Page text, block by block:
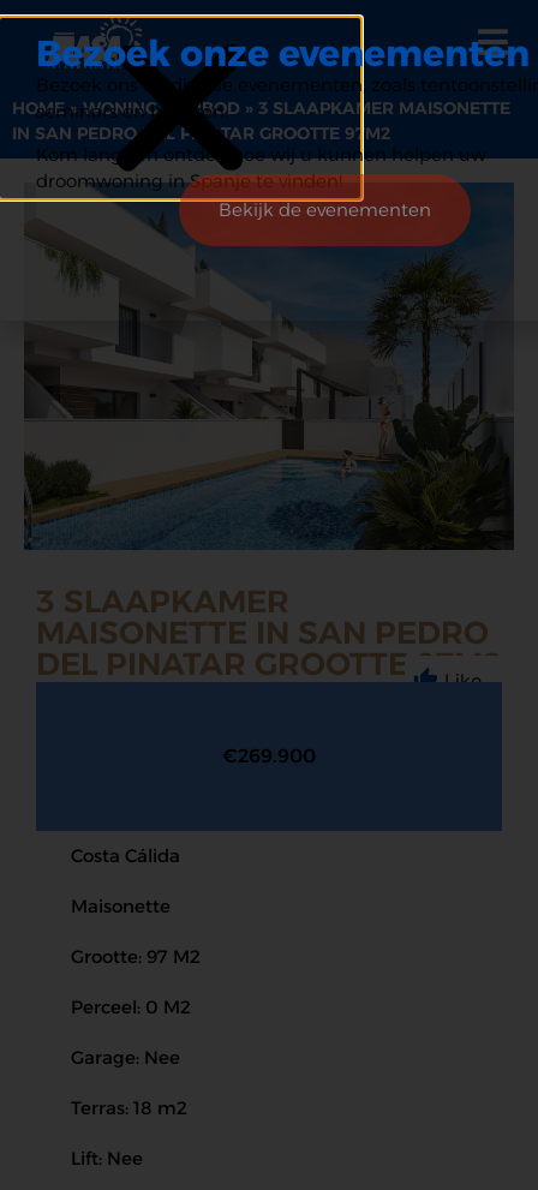
HOME»WONING AANBOD » 3 SLAAPKAMER MAISONETTE
IN SAN PEDRO DEL PINATAR GROOTTE 97M2
3 SLAAPKAMER
MAISONETTE IN SAN PEDRO
DEL PINATAR GROOTTE 97M2
Like
€269.900
Costa Cálida
Maisonette
Grootte: 97 M2
Perceel: 0 M2
Garage: Nee
Terras: 18 m2
Lift: Nee
Bezoek onze evenementen
Bezoek ons op diverse evenementen, zoals
seminars en beurzen.
Kom langs en ontdek hoe wij u kunnen helpen uw
droomwoning in Spanje te vinden!
Bekijk de evenementen